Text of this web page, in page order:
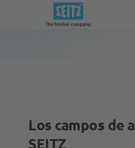
Los campos de
SEITZ